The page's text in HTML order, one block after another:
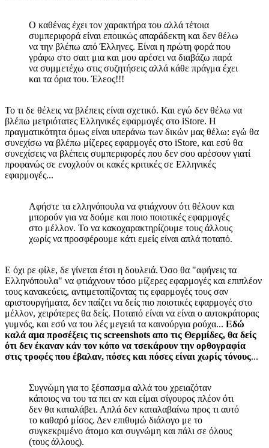
Ο καθένας έχει τον χαρακτήρα του αλλά τέτοια
συμπεριφορά είναι εποιικώς απαράδεκτη και δεν θέλω
να την βλέπω από Έλληνες. Είναι η πρώτη φορά που
γράφω στο σαιτ μια και μου αρέσει να διαβάζω παρά
να συμμετέχω στις συζητήσεις αλλά κάθε πράγμα έχει
και τα όρια του. Έλεος!!!
Το τι δε θέλεις να βλέπεις είναι σχετικό. Και εγώ δεν θέλω να
βλέπω μετριότατες Ελληνικές εφαρμογές στο iStore. Η
πραγματικότητα όμως είναι υπεράνω των δικών μας θέλω: εγώ θα
συνεχίσω να βλέπω μίζερες εφαρμογές στο iStore, και εσύ θα
συνεχίσεις να βλέπεις συμπεριφορές που δεν σου αρέσουν γιατί
προφανώς σε ενοχλούν οι κακές κριτικές σε Ελληνικές
εφαρμογές...
Αφήστε τα ελληνόπουλα να φτιάχνουν ότι θέλουν και
μπορούν για να δούμε και ποιο ποιοτικές εφαρμογές
στο μέλλον. Το να κακοχαρακτηρίζουμε τους άλλους
χωρίς να προσφέρουμε κάτι εμείς είναι απλά ποταπό.
Ε όχι ρε φίλε, δε γίνεται έτσι η δουλειά. Όσο θα "αφήνεις τα
Ελληνόπουλα" να φτιάχνουν τόσο μίζερες εφαρμογές και επιπλέον
τους κανακεύεις, αντιμετοπίζοντας τις εφαρμογές τους σαν
αριστουργήματα, δεν παίζει να δείς πιο ποιοτικές εφαρμογές στο
μέλλον, χειρότερες θα δείς. Ποταπό είναι να είναι ο αυτοκράτορας
γυμνός, και εσύ να του λές μεγειά τα καινούργια ρούχα... Εδώ
καλά αμα προσέξεις τις screenshots απο τις Θερμίδες, θα δείς
ότι δεν έκαναν κάν τον κόπο να τσεκάρουν την ορθογραφία
στις τροφές που έβαλαν, πόσες και πόσες είναι χωρίς τόνους...
Συγνώμη για το ξέσπασμα αλλά του χρειαζόταν
κάποιος να του τα πει αν και είμαι σίγουρος πλέον ότι
δεν θα καταλάβει. Απλά δεν καταλαβαίνω προς τι αυτό
το καθαρό μίσος. Δεν επιθυμώ διάλογο με το
συγκεκριμένο άτομο και συγνώμη και πάλι σε όλους
(τους άλλους).